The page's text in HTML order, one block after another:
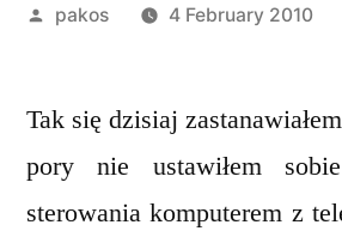
Posted
pakos 4 February 2010
Tak się dzisiaj
pory nie ustawiłem
sterowania komputerem z